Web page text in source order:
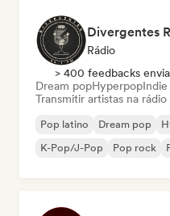
Divergentes
Rádio
> 400 feedbacks
Dream popHyperpop
Transmitir artistas na rádio
Pop latino Dream pop
K-Pop/J-Pop
Pop rock